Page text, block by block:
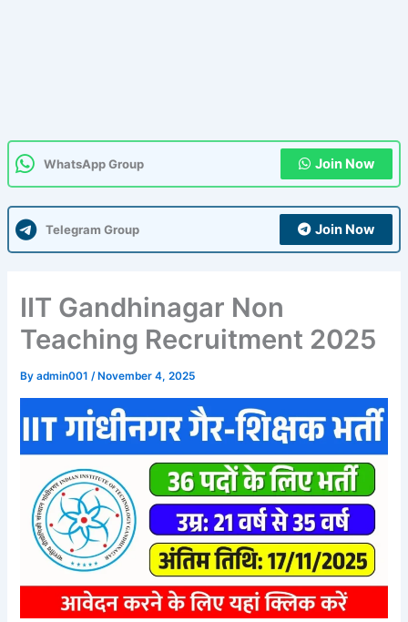
WhatsApp Group Join Now
Telegram Group Join Now
IIT Gandhinagar Non
Teaching Recruitment 2025
Byadmin001/ November 4, 2025